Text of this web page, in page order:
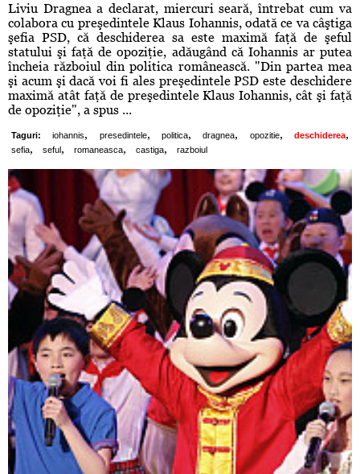
Liviu Dragnea a declarat, miercuri seară, întrebat cum va
colabora cu preşedintele Klaus Iohannis, odată ce va câştiga
şefia PSD, că deschiderea sa este maximă faţă de şeful
statului şi faţă de opoziţie, adăugând că Iohannis ar putea
încheia războiul din politica românească. "Din partea mea
şi acum şi dacă voi fi ales preşedintele PSD este deschidere
maximă atât faţă de preşedintele Klaus Iohannis, cât şi faţă
de opoziţie", a spus ...
Taguri: iohannis, presedintele, politica, dragnea, opozitie, deschiderea,
sefia, seful, romaneasca, castiga, razboiul